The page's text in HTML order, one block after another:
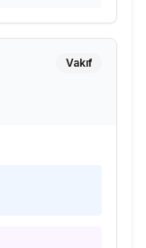
Vakıf